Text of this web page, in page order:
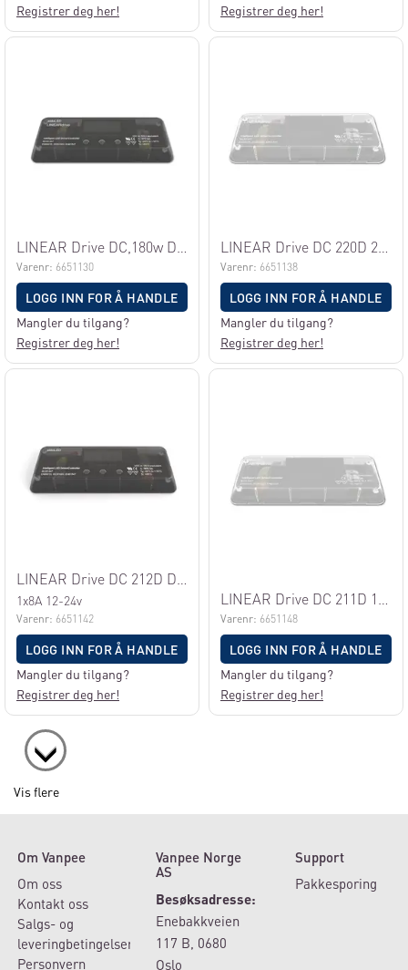
Registrer deg her!
Registrer deg her!
Varenr: 6651130
LOGG INN FOR Å HANDLE
Mangler du tilgang?
Registrer deg her!
Varenr: 6651138
LOGG INN FOR Å HANDLE
Mangler du tilgang?
Registrer deg her!
1x8A 12-24v
Varenr: 6651142
LOGG INN FOR Å HANDLE
Mangler du tilgang?
Registrer deg her!
Varenr: 6651148
LOGG INN FOR Å HANDLE
Mangler du tilgang?
Registrer deg her!
Vis flere
Om Vanpee
Om oss
Kontakt oss
Salgs- og
leveringbetingelser
Personvern
Vanpee Norge
AS
Besøksadresse:
Enebakkveien
117 B, 0680
Oslo
Support
Pakkesporing